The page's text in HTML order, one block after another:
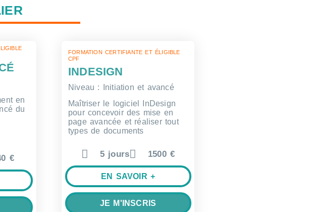
en
du
€
FORMATION CERTIFIANTE ET ÉLIGIBLE
CPF
INDESIGN
Niveau : Initiation et avancé
Maîtriser le logiciel InDesign
pour concevoir des mise en
page avancée et réaliser tout
types de documents
5 jours 1500 €
EN SAVOIR +
JE M'INSCRIS